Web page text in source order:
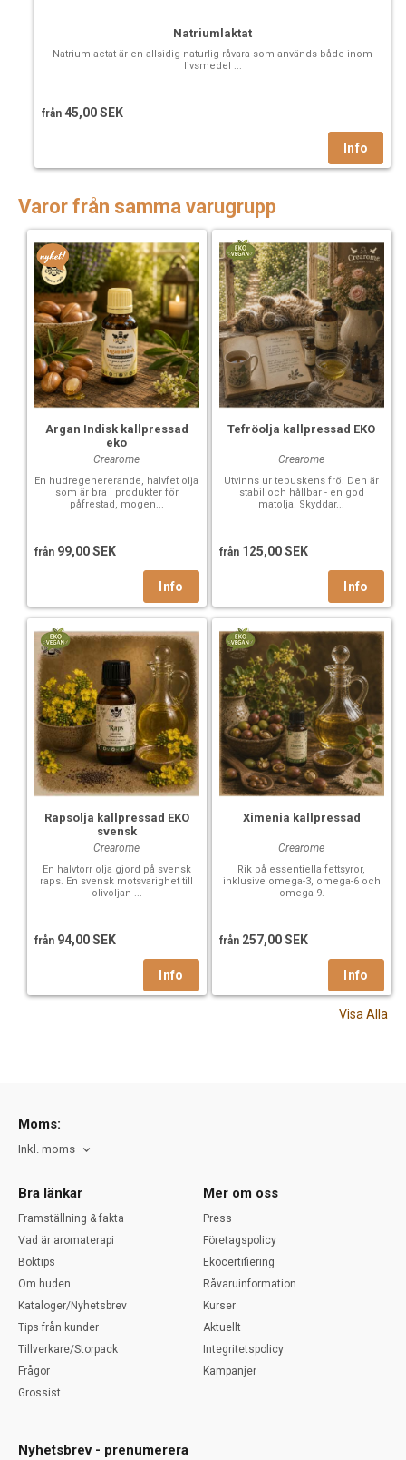
Natriumlaktat
Natriumlactat är en allsidig naturlig råvara som används både inom
livsmedel ...
från 45,00 SEK
Varor från samma varugrupp
Argan Indisk kallpressad
eko
Crearome
En hudregenererande, halvfet olja
som är bra i produkter för
påfrestad, mogen...
från 99,00 SEK
Tefröolja kallpressad EKO
Crearome
Utvinns ur tebuskens frö. Den är
stabil och hållbar - en god
matolja! Skyddar...
från 125,00 SEK
Rapsolja kallpressad EKO
svensk
Crearome
En halvtorr olja gjord på svensk
raps. En svensk motsvarighet till
olivoljan ...
från 94,00 SEK
Ximenia kallpressad
Crearome
Rik på essentiella fettsyror,
inklusive omega-3, omega-6 och
omega-9.
från 257,00 SEK
Visa Alla
Moms:
Inkl. moms
Bra länkar
Framställning & fakta
Vad är aromaterapi
Boktips
Om huden
Kataloger/Nyhetsbrev
Tips från kunder
Tillverkare/Storpack
Frågor
Grossist
Mer om oss
Press
Företagspolicy
Ekocertifiering
Råvaruinformation
Kurser
Aktuellt
Integritetspolicy
Kampanjer
Nyhetsbrev - prenumerera